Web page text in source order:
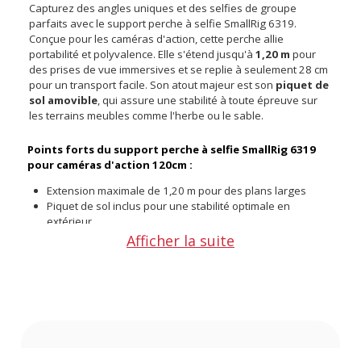
Capturez des angles uniques et des selfies de groupe
parfaits avec le support perche à selfie SmallRig 6319.
Conçue pour les caméras d'action, cette perche allie
portabilité et polyvalence. Elle s'étend jusqu'à1,20 m pour
des prises de vue immersives et se replie à seulement 28 cm
pour un transport facile. Son atout majeur est son piquet de
sol amovible, qui assure une stabilité à toute épreuve sur
les terrains meubles comme l'herbe ou le sable.
Points forts du support perche à selfie SmallRig 6319
pour caméras d'action 120cm :
Extension maximale de 1,20 m pour des plans larges
Piquet de sol inclus pour une stabilité optimale en
extérieur
Poignée ergonomique en silicone antidérapante
Conception ultra-compacte de 28 cm une fois repliée
Afficher la suite